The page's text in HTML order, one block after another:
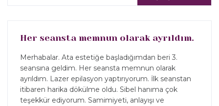
Her seansta memnun olarak ayrıldım.
Merhabalar. Ata estetiğe başladığımdan beri 3.
seansına geldim. Her seansta memnun olarak
ayrıldım. Lazer epilasyon yaptırıyorum. İlk seanstan
itibaren harika dökülme oldu. Sibel hanıma çok
teşekkür ediyorum. Samimiyeti, anlayışı ve